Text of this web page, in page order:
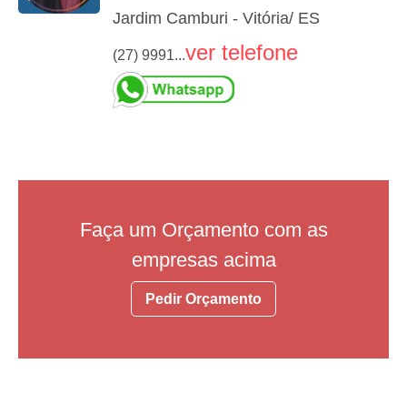
Jardim Camburi - Vitória/ ES
(27) 9991...ver telefone
Faça um Orçamento com as
empresas acima
Pedir Orçamento